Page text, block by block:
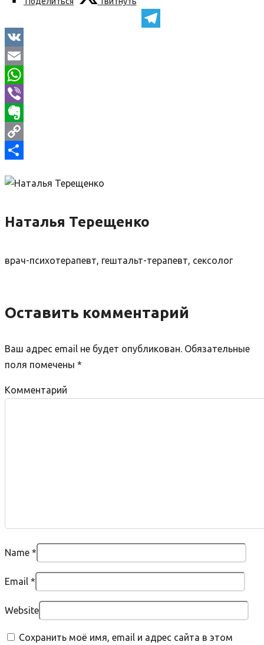
Telegram
VK
Email
WhatsApp
Viber
Evernote
Copy
Наталья Терещенко
врач-психотерапевт, гештальт-терапевт, сексолог
Оставить комментарий
Ваш адрес email не будет опубликован. Обязательные
поля помечены *
Комментарий
Name *
Email *
Website
Сохранить моё имя, email и адрес сайта в этом